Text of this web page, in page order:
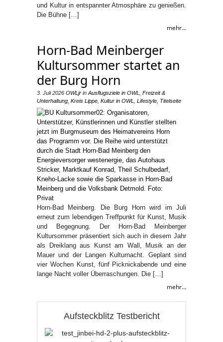
und Kultur in entspannter Atmosphäre zu genießen.
Die Bühne […]
mehr...
Horn-Bad Meinberger
Kultursommer startet an
der Burg Horn
3. Juli 2026 OWLjr in Ausflugsziele in OWL
Freizeit &
Unterhaltung Kreis Lippe Kultur in OWL Lifestyle Titelseite
Horn-Bad Meinberg. Die Burg Horn wird im Juli
erneut zum lebendigen Treffpunkt für Kunst, Musik
und Begegnung. Der Horn-Bad Meinberger
Kultursommer präsentiert sich auch in diesem Jahr
als Dreiklang aus Kunst am Wall, Musik an der
Mauer und der Langen Kulturnacht. Geplant sind
vier Wochen Kunst, fünf Picknickabende und eine
lange Nacht voller Überraschungen. Die […]
mehr...
Aufsteckblitz Testbericht